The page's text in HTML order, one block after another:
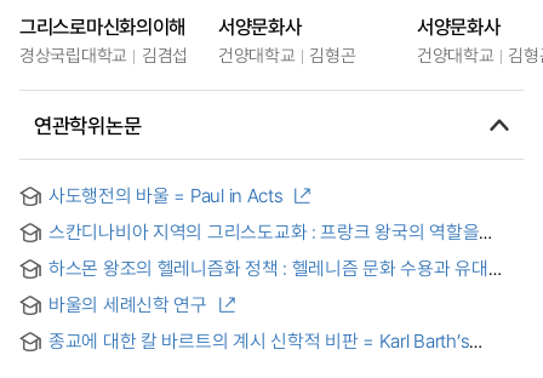
그리스로마신화의이해
경상국립대학교 김겸섭
서양문화사
건양대학교 김형곤
서양문화사
건양대학교 김
연관학위논문
사도행전의 바울 = Paul in Acts
스칸디나비아 지역의 그리스도교화 : 프랑크 왕국의 역할을
role of the Frank Kingdom
하스몬 왕조의 헬레니즘화 정책 : 헬레니즘 문화 수용과 유대
Cultural Acceptance and Religious Adherence
바울의 세례신학 연구
종교에 대한 칼 바르트의 계시 신학적 비판 = Karl Barth’s